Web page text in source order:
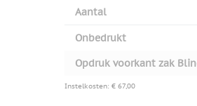
Aantal
Onbedrukt
Opdruk voorkant zak
Instelkosten: € 67,00